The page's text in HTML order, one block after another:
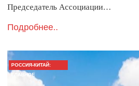
Председатель Ассоциации…
Подробнее..
РОССИЯ-КИТАЙ:
ГЛАВНОЕ